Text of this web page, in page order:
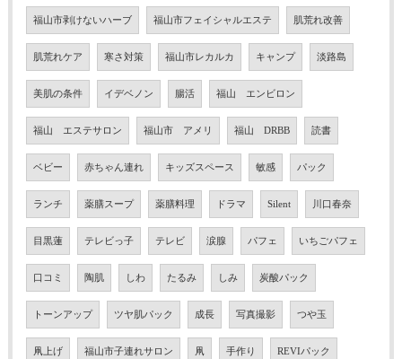
福山市剥けないハーブ 福山市フェイシャルエステ 肌荒れ改善
肌荒れケア 寒さ対策 福山市レカルカ キャンプ 淡路島
美肌の条件 イデベノン 腸活 福山 エンビロン
福山 エステサロン 福山市 アメリ 福山 DRBB 読書
ベビー 赤ちゃん連れ キッズスペース 敏感 パック
ランチ 薬膳スープ 薬膳料理 ドラマ Silent 川口春奈
目黒蓮 テレビっ子 テレビ 涙腺 パフェ いちごパフェ
口コミ 陶肌 しわ たるみ しみ 炭酸パック
トーンアップ ツヤ肌パック 成長 写真撮影 つや玉
凧上げ 福山市子連れサロン 凧 手作り REVIパック